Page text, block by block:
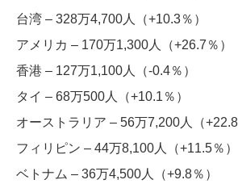
台湾 – 328万4,700人（+10.3％）
アメリカ – 170万1,300人（+26.7％）
香港 – 127万1,100人（-0.4％）
タイ – 68万500人（+10.1％）
オーストラリア – 56万7,200人（+22.8
フィリピン – 44万8,100人（+11.5％）
ベトナム – 36万4,500人（+9.8％）